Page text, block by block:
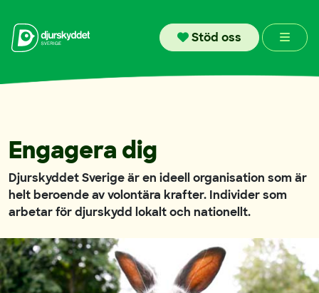
Stöd oss Menu
Engagera dig
Djurskyddet Sverige är en ideell organisation som är
helt beroende av volontära krafter. Individer som
arbetar för djurskydd lokalt och nationellt.